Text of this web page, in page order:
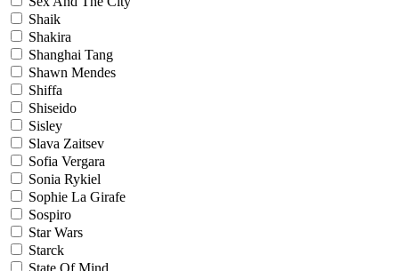
Shaik
Shakira
Shanghai Tang
Shawn Mendes
Shiffa
Shiseido
Sisley
Slava Zaitsev
Sofia Vergara
Sonia Rykiel
Sophie La Girafe
Sospiro
Star Wars
Starck
State Of Mind